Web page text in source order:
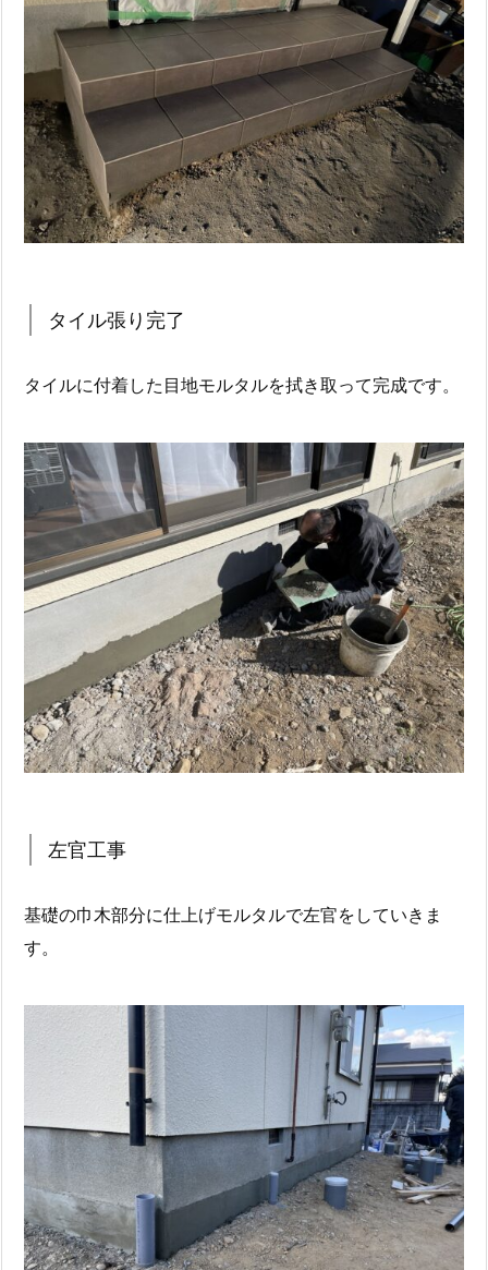
タイル張り完了
タイルに付着した目地モルタルを拭き取って完成です。
左官工事
基礎の巾木部分に仕上げモルタルで左官をしていきま
す。